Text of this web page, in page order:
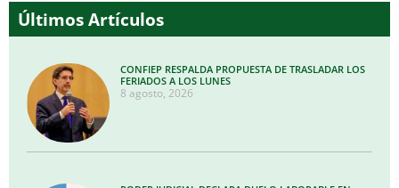
Últimos Artículos
CONFIEP RESPALDA PROPUESTA DE TRASLADAR LOS
FERIADOS A LOS LUNES
8 agosto, 2026